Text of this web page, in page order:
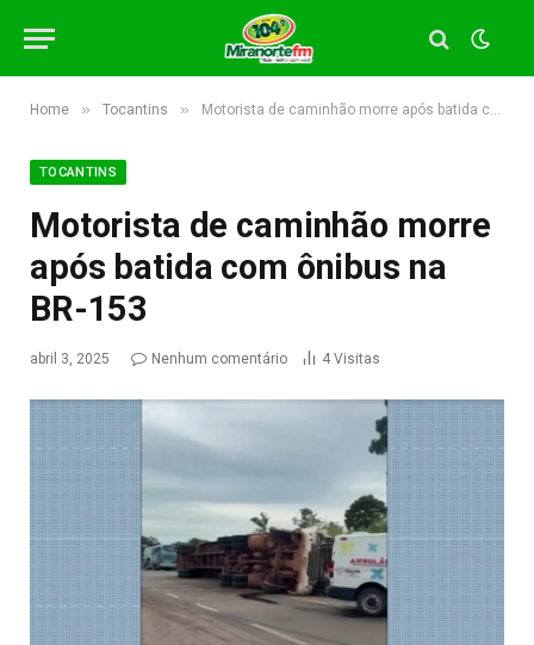
Home » Tocantins » Motorista de caminhão morre após batida com ônibus na BR-153
TOCANTINS
Motorista de caminhão morre
após batida com ônibus na
BR-153
abril 3, 2025 Nenhum comentário 4 Visitas